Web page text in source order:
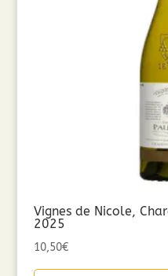
Vignes de Nicole,
2025
10,50€